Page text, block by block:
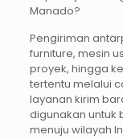
Manado?
Pengiriman
furniture, mesin
proyek, hingga
tertentu melalui
layanan kirim
digunakan untuk
menuju wilayah